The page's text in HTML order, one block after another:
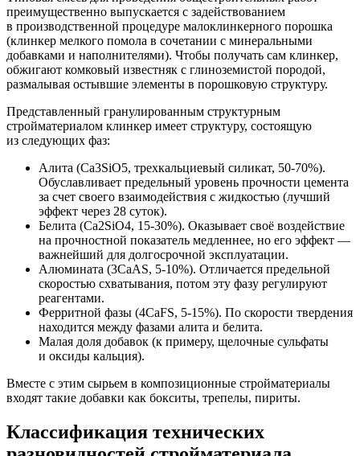
преимущественно выпускается с задействованием
в производственной процедуре малоклинкерного порошка
(клинкер мелкого помола в сочетании с минеральными
добавками и наполнителями). Чтобы получать сам клинкер,
обжигают комковый известняк с глиноземистой породой,
размалывая остывшие элементы в порошковую структуру.
Представленный гранулированным структурным
стройматериалом клинкер имеет структуру, состоящую
из следующих фаз:
Алита (Ca3SiO5, трехкальциевый силикат, 50-70%).
Обуславливает предельный уровень прочности цемента
за счет своего взаимодействия с жидкостью (лучший
эффект через 28 суток).
Белита (Ca2SiO4, 15-30%). Оказывает своё воздействие
на прочностной показатель медленнее, но его эффект —
важнейший для долгосрочной эксплуатации.
Алюмината (3CaAS, 5-10%). Отличается предельной
скоростью схватывания, потом эту фазу регулируют
реагентами.
Ферритной фазы (4CaFS, 5-15%). По скорости твердения
находится между фазами алита и белита.
Малая доля добавок (к примеру, щелочные сульфаты
и оксиды кальция).
Вместе с этим сырьем в композиционные стройматериалы
входят такие добавки как бокситы, трепелы, пириты.
Классификация технических